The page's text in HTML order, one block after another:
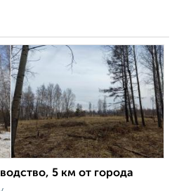
5 км от города